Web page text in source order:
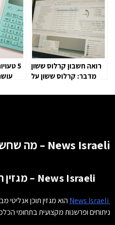
רואה חשבון קרלוס ששון
מדבר: קרלוס ששון על
עולם החשבונאות
5
News Israeli – מה שחשוב לדעת עכשיו
News Israeli – מגזין תוכן, חדשות ומומחים
הוא מגזין תוכן
ניתוחים ופרשנות מקצועית בתחומי